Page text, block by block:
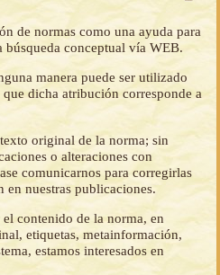
de normas como una ayuda para
conceptual vía WEB.
manera puede ser utilizado
dicha atribución corresponde a
original de la norma; sin
o alteraciones con
comunicarnos para corregirlas
nuestras publicaciones.
contenido de la norma, en
etiquetas, metainformación,
estamos interesados en